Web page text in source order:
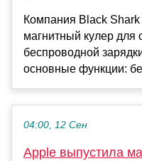
Компания Black
магнитный кулер для
беспроводной
основные функции:
04:00, 12 Сен
Apple выпустила